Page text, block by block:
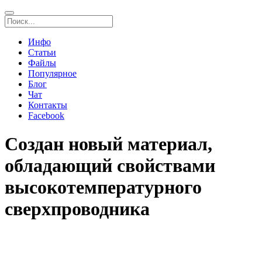
Инфо
Статьи
Файлы
Популярное
Блог
Чат
Контакты
Facebook
Создан новый материал,
обладающий свойствами
высокотемпературного
сверхпроводника